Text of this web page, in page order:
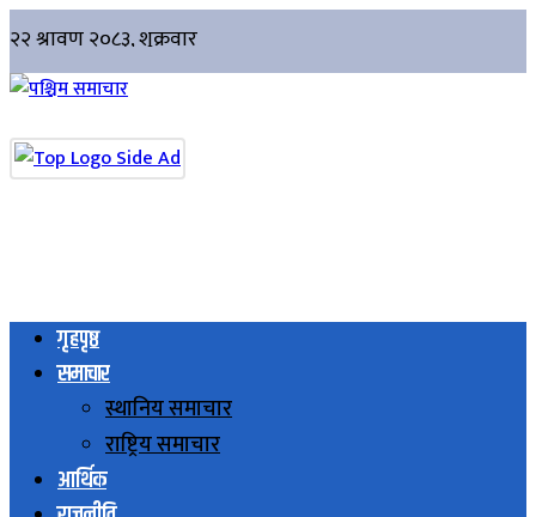
गृहपृष्ठ
समाचार
स्थानिय समाचार
राष्ट्रिय समाचार
आर्थिक